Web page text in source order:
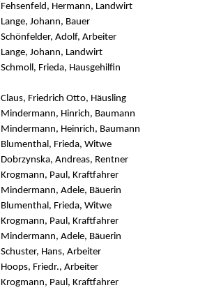
Fehsenfeld, Hermann, Landwirt
Lange, Johann, Bauer
Schönfelder, Adolf, Arbeiter
Lange, Johann, Landwirt
Schmoll, Frieda, Hausgehilfin
Claus, Friedrich Otto, Häusling
Mindermann, Hinrich, Baumann
Mindermann, Heinrich, Baumann
Blumenthal, Frieda, Witwe
Dobrzynska, Andreas, Rentner
Krogmann, Paul, Kraftfahrer
Mindermann, Adele, Bäuerin
Blumenthal, Frieda, Witwe
Krogmann, Paul, Kraftfahrer
Mindermann, Adele, Bäuerin
Schuster, Hans, Arbeiter
Hoops, Friedr., Arbeiter
Krogmann, Paul, Kraftfahrer